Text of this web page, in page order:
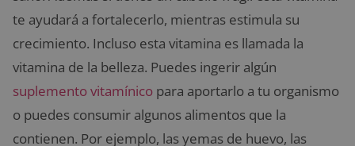
te ayudará a fortalecerlo, mientras estimula su
crecimiento. Incluso esta vitamina es llamada la
vitamina de la belleza. Puedes ingerir algún
suplemento vitamínico para aportarlo a tu organismo
o puedes consumir algunos alimentos que la
contienen. Por ejemplo, las yemas de huevo, las